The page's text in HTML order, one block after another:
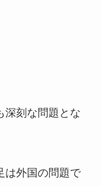
深刻な問題とな
は外国の問題で